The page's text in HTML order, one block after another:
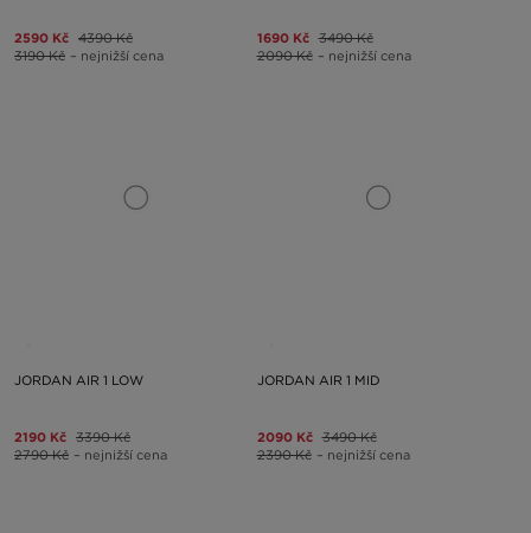
2590 Kč 4390 Kč
3190 Kč – nejnižší cena
1690 Kč 3490 Kč
2090 Kč – nejnižší cena
JORDAN AIR 1 LOW
2190 Kč 3390 Kč
2790 Kč – nejnižší cena
JORDAN AIR 1 MID
2090 Kč 3490 Kč
2390 Kč – nejnižší cena